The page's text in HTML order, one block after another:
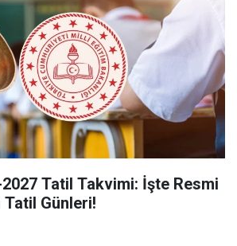
2027 Tatil Takvimi: İşte Resmi
Günleri!